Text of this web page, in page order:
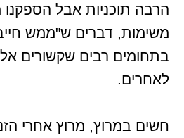
הרבה תוכניות אבל הספקנו
משימות, דברים ש"ממש
בתחומים רבים שקשורים
לאחרים.
חשים במרוץ, מרוץ אחרי